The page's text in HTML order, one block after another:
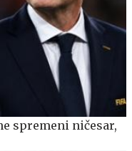
spremeni ničesar,